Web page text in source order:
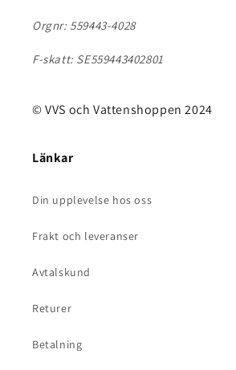
Orgnr: 559443-4028
F-skatt: SE559443402801
© VVS och Vattenshoppen 2024
Länkar
Din upplevelse hos oss
Frakt och leveranser
Avtalskund
Returer
Betalning